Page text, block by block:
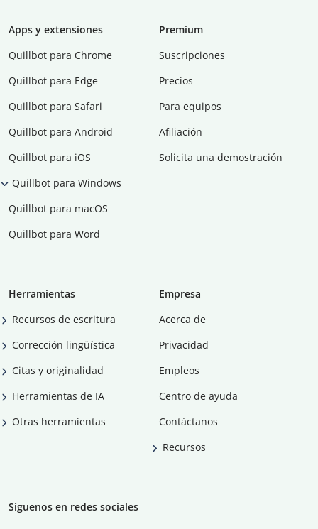
Apps y extensiones
Quillbot para Chrome
Quillbot para Edge
Quillbot para Safari
Quillbot para Android
Quillbot para iOS
Quillbot para Windows
Quillbot para macOS
Quillbot para Word
Premium
Suscripciones
Precios
Para equipos
Afiliación
Solicita una demostración
Herramientas
Recursos de escritura
Corrección lingüística
Citas y originalidad
Herramientas de IA
Otras herramientas
Empresa
Acerca de
Privacidad
Empleos
Centro de ayuda
Contáctanos
Recursos
Síguenos en redes sociales